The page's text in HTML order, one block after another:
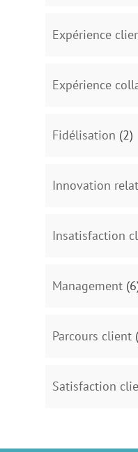
Expérience
Expérience
Fidélisation (2)
Innovation
Insatisfaction
Management
Parcours client
Satisfaction